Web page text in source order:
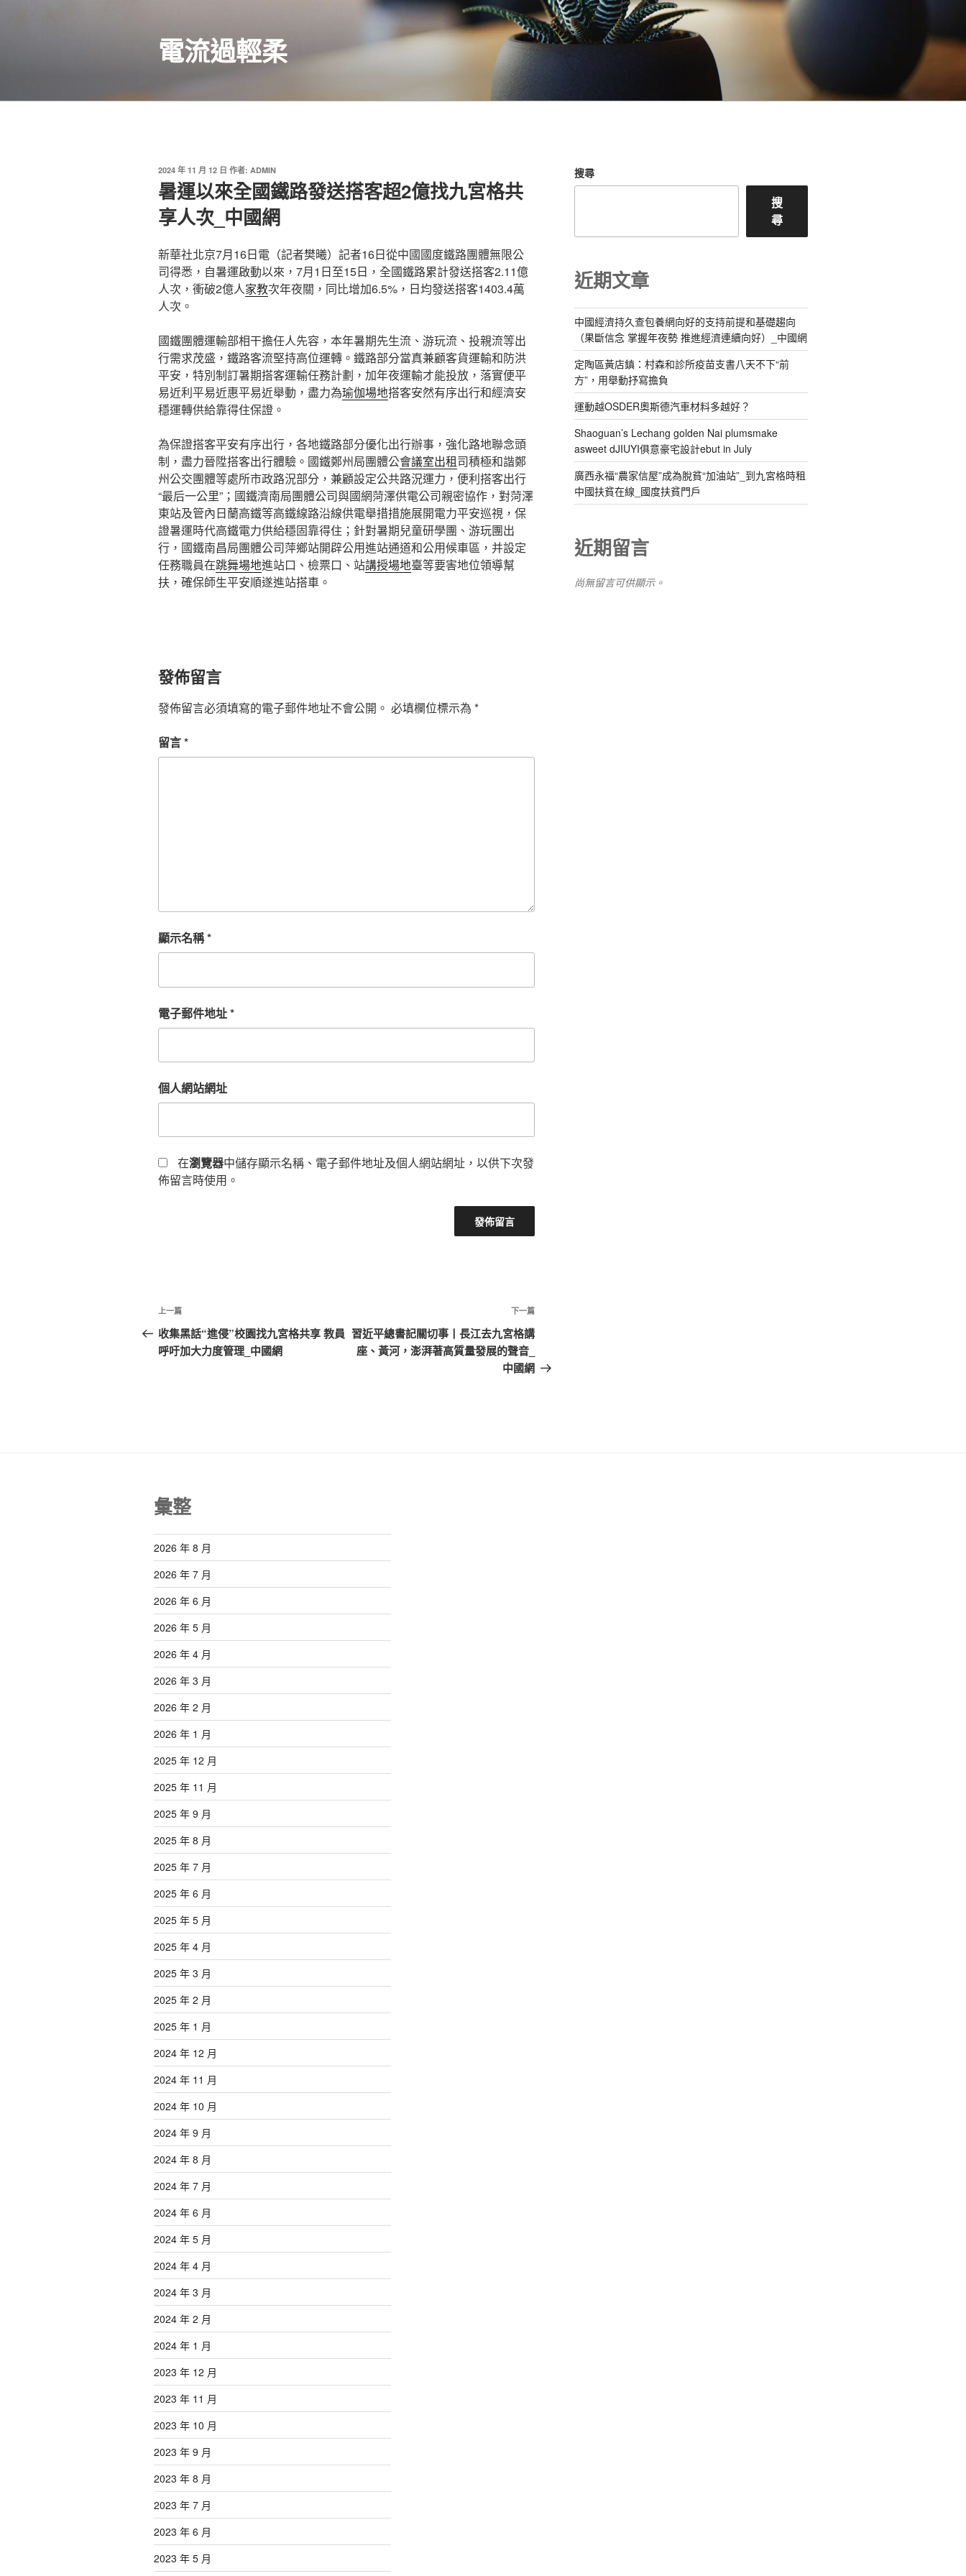
電流過輕柔
發
佈
於
2024 年 11 月 12 日 作者: ADMIN
暑運以來全國鐵路發送搭客超2億找九宮格共
享人次_中國網
新華社北京7月16日電（記者樊曦）記者16日從中國國度鐵路團體無限公
司得悉，自暑運啟動以來，7月1日至15日，全國鐵路累計發送搭客2.11億
人次，衝破2億人家教次年夜關，同比增加6.5%，日均發送搭客1403.4萬
人次。
國鐵團體運輸部相干擔任人先容，本年暑期先生流、游玩流、投親流等出
行需求茂盛，鐵路客流堅持高位運轉。鐵路部分當真兼顧客貨運輸和防洪
平安，特別制訂暑期搭客運輸任務計劃，加年夜運輸才能投放，落實便平
易近利平易近惠平易近舉動，盡力為瑜伽場地搭客安然有序出行和經濟安
穩運轉供給靠得住保證。
為保證搭客平安有序出行，各地鐵路部分優化出行辦事，強化路地聯念頭
制，盡力晉陞搭客出行體驗。國鐵鄭州局團體公會議室出租司積極和諧鄭
州公交團體等處所市政路況部分，兼顧設定公共路況運力，便利搭客出行
“最后一公里”；國鐵濟南局團體公司與國網菏澤供電公司親密協作，對菏澤
東站及管內日蘭高鐵等高鐵線路沿線供電舉措措施展開電力平安巡視，保
證暑運時代高鐵電力供給穩固靠得住；針對暑期兒童研學團、游玩團出
行，國鐵南昌局團體公司萍鄉站開辟公用進站通道和公用候車區，并設定
任務職員在跳舞場地進站口、檢票口、站講授場地臺等要害地位領導幫
扶，確保師生平安順遂進站搭車。
發佈留言
發佈留言必須填寫的電子郵件地址不會公開。 必填欄位標示為 *
留言*
顯示名稱*
電子郵件地址*
個人網站網址
在瀏覽器中儲存顯示名稱、電子郵件地址及個人網站網址，以供下次發
佈留言時使用。
文
章
導
上
一
篇
上一篇
收集黑話“進侵”校園找九宮格共享 教員
呼吁加大力度管理_中國網
下
一
文
下一篇
習近平總書記關切事丨長江去九宮格講
座、黃河，澎湃著高質量發展的聲音_
中國網
搜尋
搜
尋
近期文章
中國經濟持久查包養網向好的支持前提和基礎趨向
（果斷信念 掌握年夜勢 推進經濟連續向好）_中國網
定陶區黃店鎮：村森和診所疫苗支書八天不下“前
方”，用舉動抒寫擔負
運動越OSDER奧斯德汽車材料多越好？
Shaoguan’s Lechang golden Nai plumsmake
asweet dJIUYI俱意豪宅設計ebut in July
廣西永福“農家信屋”成為脫貧“加油站”_到九宮格時租
中國扶貧在線_國度扶貧門戶
近期留言
尚無留言可供顯示。
彙整
2026 年 8 月
2026 年 7 月
2026 年 6 月
2026 年 5 月
2026 年 4 月
2026 年 3 月
2026 年 2 月
2026 年 1 月
2025 年 12 月
2025 年 11 月
2025 年 9 月
2025 年 8 月
2025 年 7 月
2025 年 6 月
2025 年 5 月
2025 年 4 月
2025 年 3 月
2025 年 2 月
2025 年 1 月
2024 年 12 月
2024 年 11 月
2024 年 10 月
2024 年 9 月
2024 年 8 月
2024 年 7 月
2024 年 6 月
2024 年 5 月
2024 年 4 月
2024 年 3 月
2024 年 2 月
2024 年 1 月
2023 年 12 月
2023 年 11 月
2023 年 10 月
2023 年 9 月
2023 年 8 月
2023 年 7 月
2023 年 6 月
2023 年 5 月